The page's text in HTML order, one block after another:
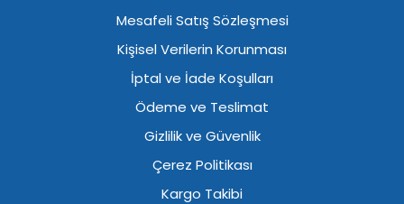
Mesafeli Satış Sözleşmesi
Kişisel Verilerin Korunması
İptal ve İade Koşulları
Ödeme ve Teslimat
Gizlilik ve Güvenlik
Çerez Politikası
Kargo Takibi